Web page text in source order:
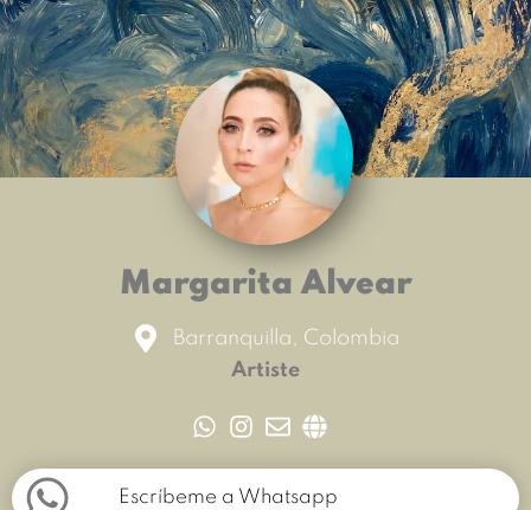
Margarita Alvear
Barranquilla, Colombia
Artiste
Escríbeme a Whatsapp